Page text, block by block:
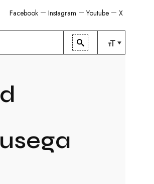
X
Youtube
Instagram
Facebook